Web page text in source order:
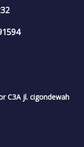
C3A jl. cigondewah